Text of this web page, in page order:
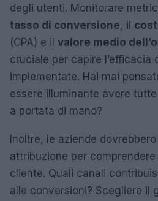
degli utenti. Monitorare
tasso di conversione, il
(CPA) e il valore medio
cruciale per capire l’efficacia
implementate. Hai mai
essere illuminante avere
a portata di mano?
Inoltre, le aziende
attribuzione per
cliente. Quali canali
alle conversioni? Scegliere il